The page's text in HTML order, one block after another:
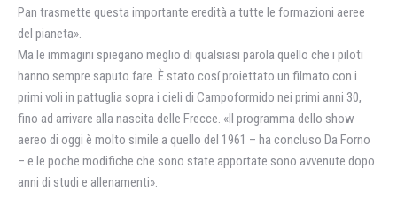
Pan trasmette questa importante eredità a tutte le formazioni aeree
del pianeta».
Ma le immagini spiegano meglio di qualsiasi parola quello che i piloti
hanno sempre saputo fare. È stato cosí proiettato un filmato con i
primi voli in pattuglia sopra i cieli di Campoformido nei primi anni 30,
fino ad arrivare alla nascita delle Frecce. «Il programma dello show
aereo di oggi è molto simile a quello del 1961 – ha concluso Da Forno
– e le poche modifiche che sono state apportate sono avvenute dopo
anni di studi e allenamenti».